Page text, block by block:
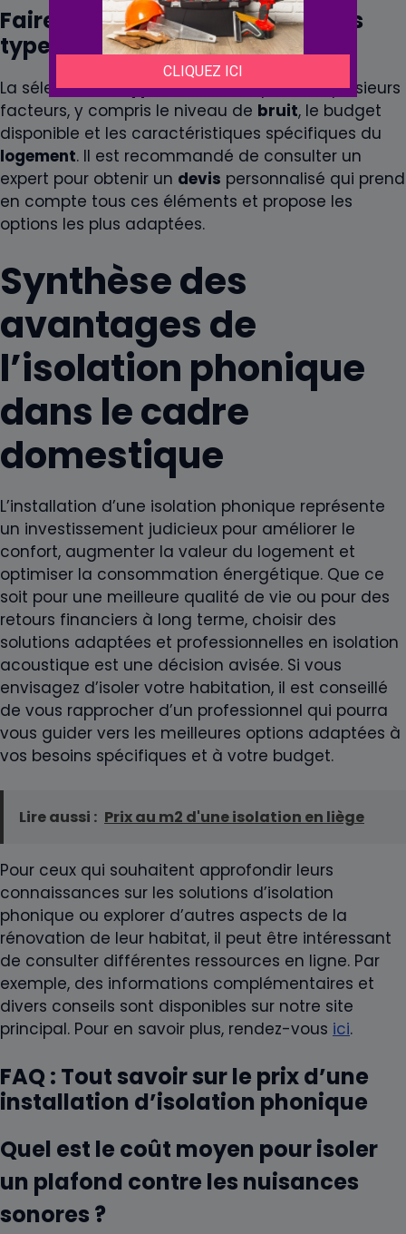
Faire le choix entre les différents
types d’isolants
La sélection dutyped’isolantdépend de plusieurs
facteurs, y compris le niveau de bruit, le budget
disponible et les caractéristiques spécifiques du
logement. Il est recommandé de consulter un
expert pour obtenir un devis personnalisé qui prend
en compte tous ces éléments et propose les
options les plus adaptées.
Synthèse des
avantages de
l’isolation phonique
dans le cadre
domestique
L’installation d’une isolation phonique représente
un investissement judicieux pour améliorer le
confort, augmenter la valeur du logement et
optimiser la consommation énergétique. Que ce
soit pour une meilleure qualité de vie ou pour des
retours financiers à long terme, choisir des
solutions adaptées et professionnelles en isolation
acoustique est une décision avisée. Si vous
envisagez d’isoler votre habitation, il est conseillé
de vous rapprocher d’un professionnel qui pourra
vous guider vers les meilleures options adaptées à
vos besoins spécifiques et à votre budget.
Lire aussi : Prix au m2 d'une isolation en liège
Pour ceux qui souhaitent approfondir leurs
connaissances sur les solutions d’isolation
phonique ou explorer d’autres aspects de la
rénovation de leur habitat, il peut être intéressant
de consulter différentes ressources en ligne. Par
exemple, des informations complémentaires et
divers conseils sont disponibles sur notre site
principal. Pour en savoir plus, rendez-vous ici.
FAQ : Tout savoir sur le prix d’une
installation d’isolation phonique
Quel est le coût moyen pour isoler
un plafond contre les nuisances
sonores ?